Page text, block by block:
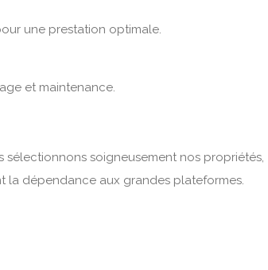
une prestation optimale.
et maintenance.
soigneusement nos propriétés,
la dépendance aux grandes plateformes.